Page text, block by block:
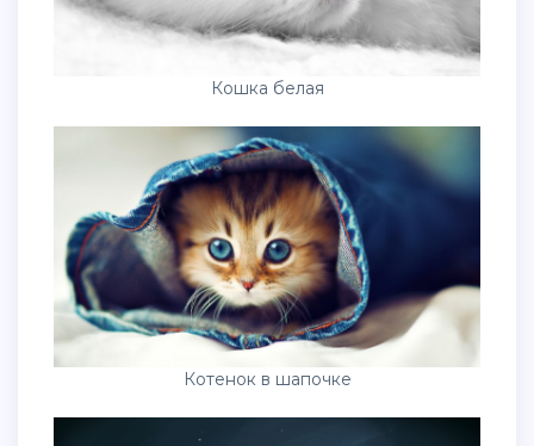
Кошка белая
Котенок в шапочке